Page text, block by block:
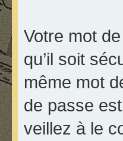
Votre mot
qu’il soit
même mot
de passe
veillez à le